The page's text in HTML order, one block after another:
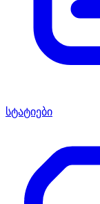
სტატიები